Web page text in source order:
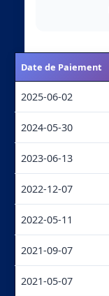
Date de Paiement
2025-06-02
2024-05-30
2023-06-13
2022-12-07
2022-05-11
2021-09-07
2021-05-07